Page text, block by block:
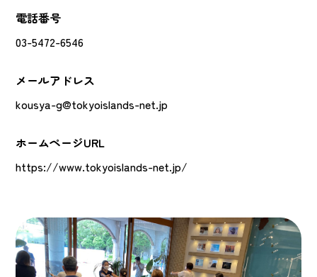
電話番号
03-5472-6546
メールアドレス
kousya-g@tokyoislands-net.jp
ホームページURL
https://www.tokyoislands-net.jp/